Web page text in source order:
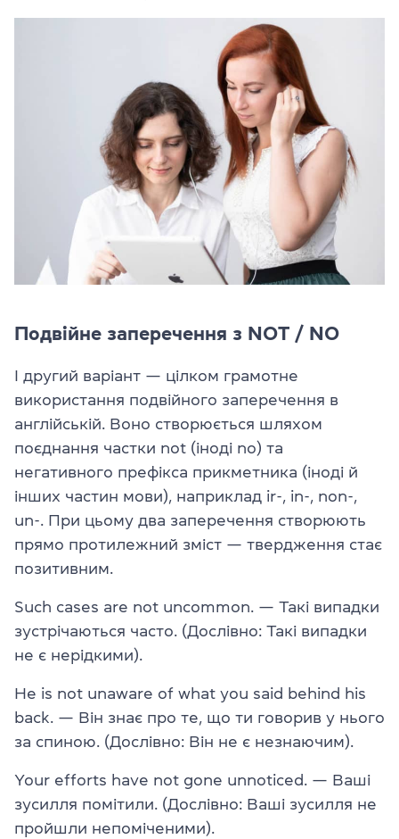
Подвійне заперечення з NOT / NO
І другий варіант — цілком грамотне
використання подвійного заперечення в
англійській. Воно створюється шляхом
поєднання частки not (іноді no) та
негативного префікса прикметника (іноді й
інших частин мови), наприклад ir-, in-, non-,
un-. При цьому два заперечення створюють
прямо протилежний зміст — твердження стає
позитивним.
Such cases are not uncommon. — Такі випадки
зустрічаються часто. (Дослівно: Такі випадки
не є нерідкими).
He is not unaware of what you said behind his
back. — Він знає про те, що ти говорив у нього
за спиною. (Дослівно: Він не є незнаючим).
Your efforts have not gone unnoticed. — Ваші
зусилля помітили. (Дослівно: Ваші зусилля не
пройшли непоміченими).